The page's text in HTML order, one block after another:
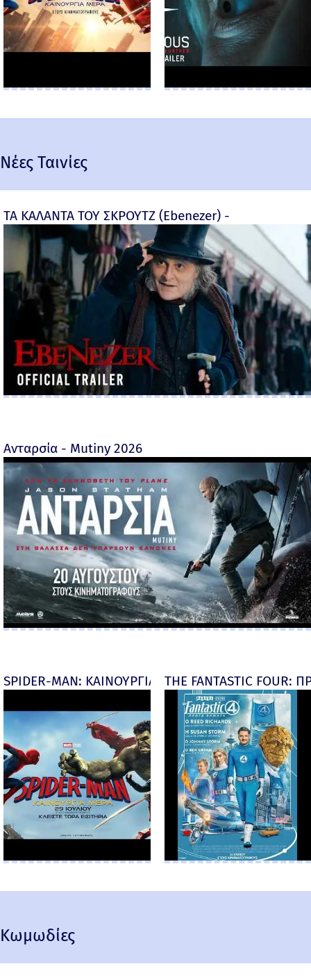
Νέες Ταινίες
ΤΑ ΚΑΛΑΝΤΑ ΤΟΥ ΣΚΡΟΥΤΖ (Ebenezer) -
Ανταρσία - Mutiny 2026
SPIDER-MAN: ΚΑΙΝΟΥΡΓΙΑ ΜΕΡΑ (Spider-Man:
THE FANTASTIC
Κωμωδίες